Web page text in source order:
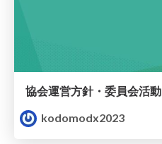
協会運営方針・委員会活動
kodomodx2023